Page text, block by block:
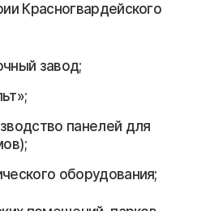
Красногвардейского
завод;
панелей для
оборудования;